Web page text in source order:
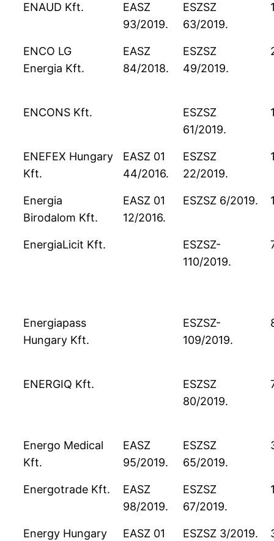
ENAUD Kft.
EASZ
93/2019.
ESZSZ
63/2019.
ENCO LG
Energia Kft.
EASZ
84/2018.
ESZSZ
49/2019.
ENCONS Kft.
ESZSZ
61/2019.
ENEFEX Hungary
Kft.
EASZ 01
44/2016.
ESZSZ
22/2019.
Energia
Birodalom Kft.
EASZ 01
12/2016.
ESZSZ 6/2019.
EnergiaLicit Kft.
ESZSZ-
110/2019.
Energiapass
Hungary Kft.
ESZSZ-
109/2019.
ENERGIQ Kft.
ESZSZ
80/2019.
Energo Medical
Kft.
EASZ
95/2019.
ESZSZ
65/2019.
Energotrade Kft.
EASZ
98/2019.
ESZSZ
67/2019.
Energy Hungary
EASZ 01
ESZSZ 3/2019.